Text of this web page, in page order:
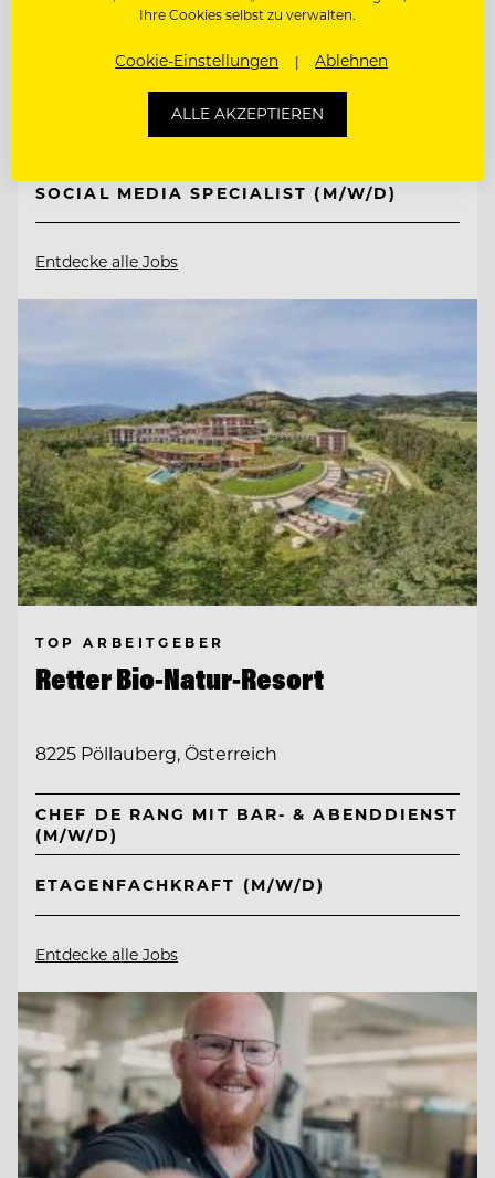
6533 Fiss/Tirol, Österreich
MARKETING MANAGER (M/W/D)
SOCIAL MEDIA SPECIALIST (M/W/D)
Entdecke alle Jobs
TOP ARBEITGEBER
Retter Bio-Natur-Resort
8225 Pöllauberg, Österreich
CHEF DE RANG MIT BAR- & ABENDDIENST
(M/W/D)
ETAGENFACHKRAFT (M/W/D)
Entdecke alle Jobs
Ihre Cookies selbst zu verwalten.
Cookie-Einstellungen Ablehnen
ALLE AKZEPTIEREN